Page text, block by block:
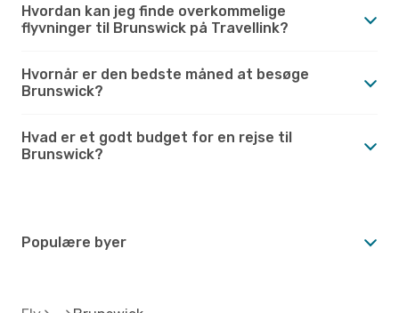
Hvordan kan jeg finde overkommelige
flyvninger til Brunswick på Travellink?
Hvornår er den bedste måned at besøge
Brunswick?
Hvad er et godt budget for en rejse til
Brunswick?
Populære byer